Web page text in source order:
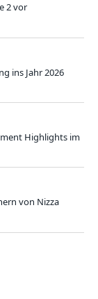
2 vor
ins Jahr 2026
Highlights im
von Nizza